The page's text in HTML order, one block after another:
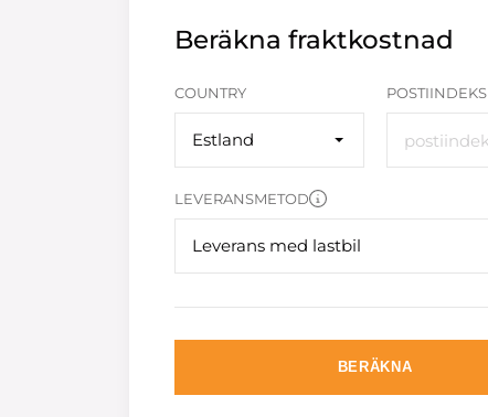
Beräkna fraktkostnad
COUNTRY
Estland
POSTIINDEKS
LEVERANSMETOD
Leverans med lastbil
BERÄKNA